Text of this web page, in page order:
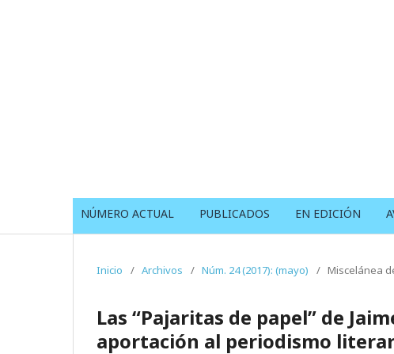
NÚMERO ACTUAL PUBLICADOS EN EDICIÓN
Inicio / Archivos / Núm. 24 (2017): (mayo) / Miscelánea
Las “Pajaritas de papel” de
aportación al periodismo